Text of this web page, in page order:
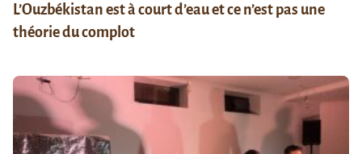
L’Ouzbékistan est à court d’eau et ce n’est pas une
théorie du complot